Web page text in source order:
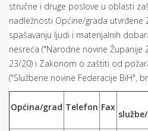
stručne i druge poslove u oblasti
nadležnosti Općine/grada utvrđene
spašavanju ljudi i materijalnih
nesreća ("Narodne novine Županije
23/20) i Zakonom o zaštiti od
("Službene novine Federacije BiH",
Općina/grad Telefon Fax